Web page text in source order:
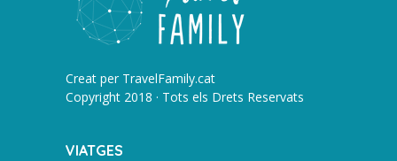
Creat per TravelFamily.cat
Copyright 2018 · Tots els Drets Reservats
VIATGES